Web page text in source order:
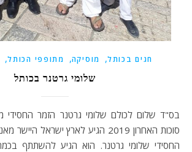
חגים בכותל, מוסיקה, מתופפי הכותל,
שלומי גרטנר בכותל
בס"ד שלום לכולם שלומי גרטנר הזמר החסידי מאנגליה במהלך חג
סוכות האחרון 2019 הגיע לארץ ישראל
החסידי שלומי גרטנר. הוא הגיע להשתתף